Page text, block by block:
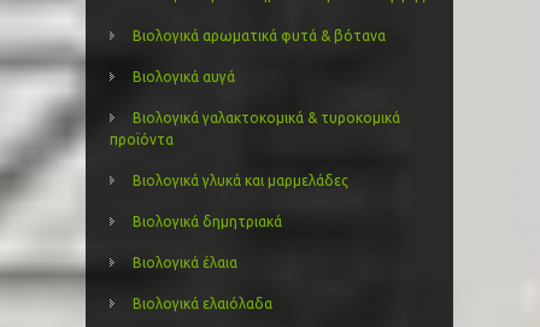
Βιολογικά αρωματικά φυτά & βότανα
Βιολογικά αυγά
Βιολογικά γαλακτοκομικά & τυροκομικά
προϊόντα
Βιολογικά γλυκά και μαρμελάδες
Βιολογικά δημητριακά
Βιολογικά έλαια
Βιολογικά ελαιόλαδα